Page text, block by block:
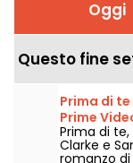
Oggi
Questo fine
Prima di
Prime
Prima di
Clarke e
romanzo di